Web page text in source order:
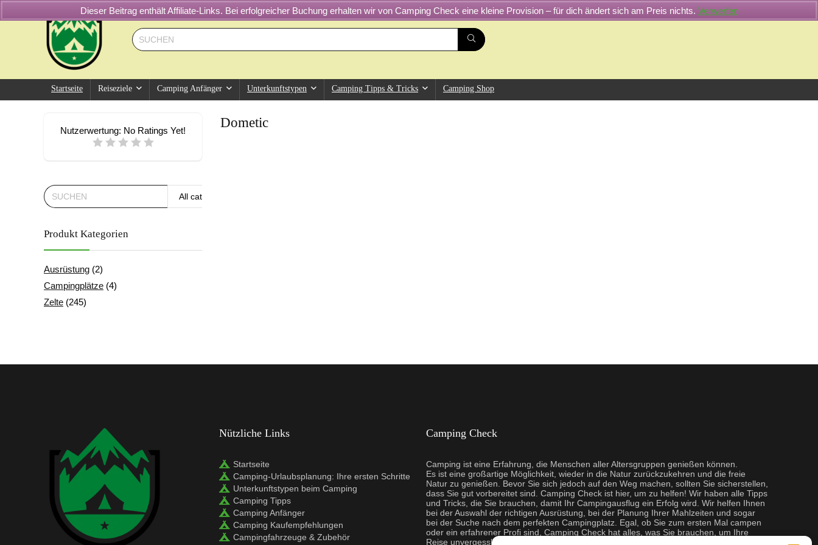
Dieser Beitrag enthält Affiliate-Links. Bei erfolgreicher Buchung erhalten wir von Camping Check eine kleine Provision – für dich ändert sich am Preis nichts. Verwerfen
Startseite Reiseziele Camping Anfänger Unterkunftstypen Camping Tipps & Tricks Camping Shop
Dometic
Nutzerwertung: No Ratings Yet!
All categories
Produkt Kategorien
Ausrüstung (2)
Campingplätze (4)
Zelte (245)
Nützliche Links
Startseite
Camping-Urlaubsplanung: Ihre ersten Schritte
Unterkunftstypen beim Camping
Camping Tipps
Camping Anfänger
Camping Kaufempfehlungen
Campingfahrzeuge & Zubehör
Camping Check
Camping ist eine Erfahrung, die Menschen aller Altersgruppen genießen können.
Es ist eine großartige Möglichkeit, wieder in die Natur zurückzukehren und die freie
Natur zu genießen. Bevor Sie sich jedoch auf den Weg machen, sollten Sie sicherstellen,
dass Sie gut vorbereitet sind. Camping Check ist hier, um zu helfen! Wir haben alle Tipps
und Tricks, die Sie brauchen, damit Ihr Campingausflug ein Erfolg wird. Wir helfen Ihnen
bei der Auswahl der richtigen Ausrüstung, bei der Planung Ihrer Mahlzeiten und sogar
bei der Suche nach dem perfekten Campingplatz. Egal, ob Sie zum ersten Mal campen
oder ein erfahrener Profi sind, Camping Check hat alles, was Sie brauchen, um Ihre
Reise unvergesslich zu machen.